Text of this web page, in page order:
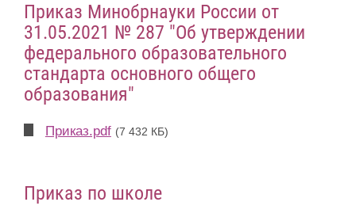
Приказ Минобрнауки России от
31.05.2021 № 287 "Об утверждении
федерального образовательного
стандарта основного общего
образования"
Приказ.pdf (7 432 КБ)
Приказ по школе